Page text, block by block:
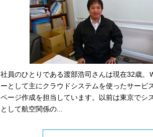
社員のひとりである渡部浩司さんは現在32歳。
ーとして主にクラウドシステムを使ったサービ
ページ作成を担当しています。以前は東京でシ
として航空関係の...